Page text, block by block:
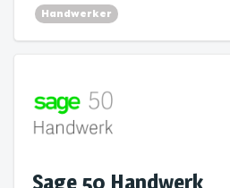
Handwerker
Sage 50 Handwerk